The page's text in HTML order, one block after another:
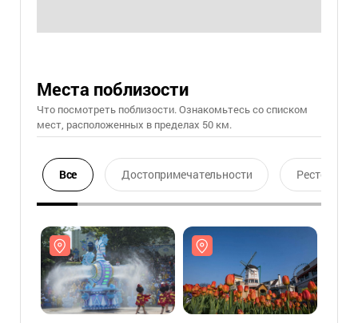
Места поблизости
Что посмотреть поблизости. Ознакомьтесь со списком
мест, расположенных в пределах 50 км.
Все Достопримечательности Ресторан